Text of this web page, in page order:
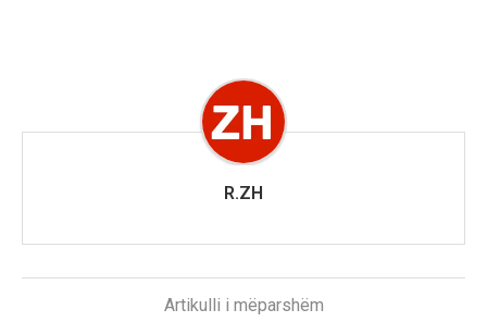
R.ZH
Artikulli i mëparshëm